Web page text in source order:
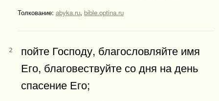
Толкование: abyka.ru, bible.optina.ru
2
пойте Господу, благословляйте имя
Его, благовествуйте со дня на день
спасение Его;